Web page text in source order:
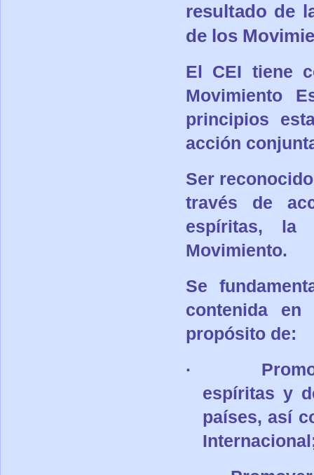
resultado de
de los
El CEI tiene
Movimiento
principios
acción
Ser
través de
espíritas, la
Movimiento.
Se
contenida
propósito de:
·
espíritas y
países, así